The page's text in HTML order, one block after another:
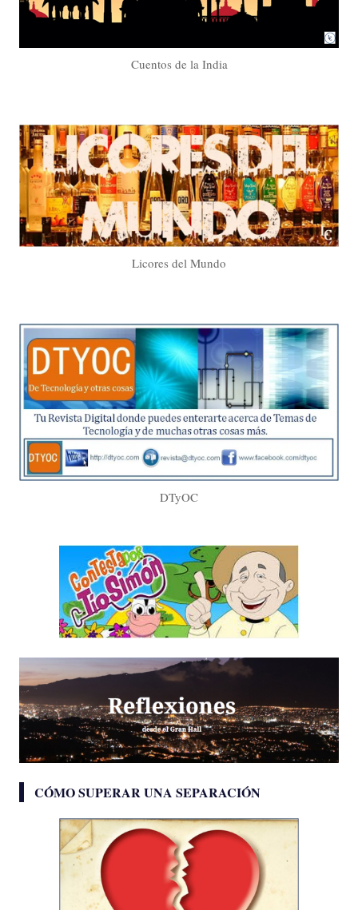
Cuentos de la India
Licores del Mundo
DTyOC
CÓMO SUPERAR UNA SEPARACIÓN